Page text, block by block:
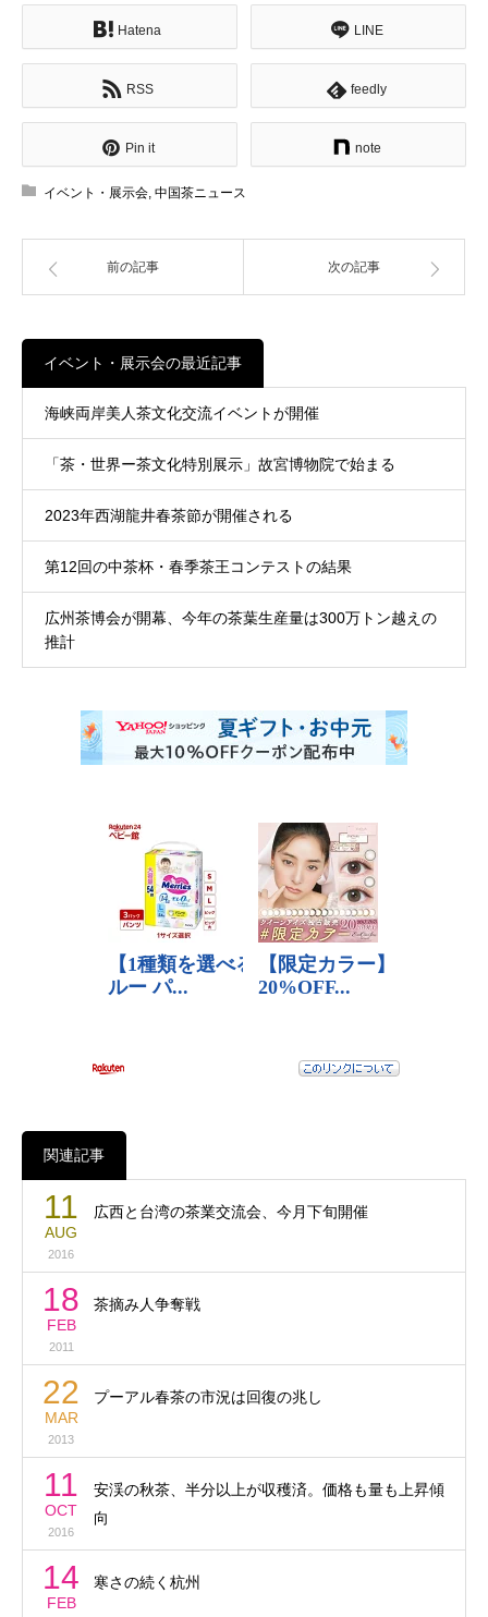
Hatena LINE
RSS feedly
Pin it note
イベント・展示会, 中国茶ニュース
前の記事 次の記事
イベント・展示会の最近記事
海峡両岸美人茶文化交流イベントが開催
「茶・世界ー茶文化特別展示」故宮博物院で始まる
2023年西湖龍井春茶節が開催される
第12回の中茶杯・春季茶王コンテストの結果
広州茶博会が開幕、今年の茶葉生産量は300万トン越えの
推計
関連記事
11
AUG
2016
広西と台湾の茶業交流会、今月下旬開催
18
FEB
2011
茶摘み人争奪戦
22
MAR
2013
プーアル春茶の市況は回復の兆し
11
OCT
2016
安渓の秋茶、半分以上が収穫済。価格も量も上昇傾
向
14
FEB
寒さの続く杭州